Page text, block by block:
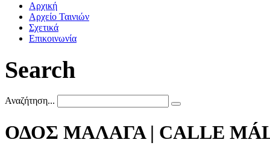
Αρχική
Αρχείο Ταινιών
Σχετικά
Επικοινωνία
Search
Αναζήτηση...
ΟΔΟΣ ΜΑΛΑΓΑ | CALLE